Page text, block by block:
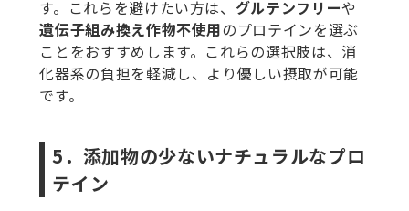
す。これらを避けたい方は、 グルテンフリーや
遺伝子組み換え作物不使用のプロテインを選ぶ
ことをおすすめします。これらの選択肢は、消
化器系の負担を軽減し、より優しい摂取が可能
です。
5．添加物の少ないナチュラルなプロ
テイン